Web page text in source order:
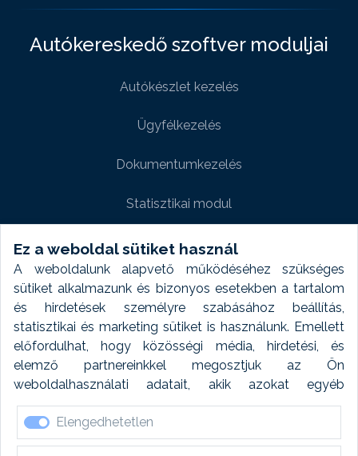
Ez a weboldal sütiket használ
A weboldalunk alapvető működéséhez szükséges
sütiket alkalmazunk és bizonyos esetekben a tartalom
és hirdetések személyre szabásához beállítás,
statisztikai és marketing sütiket is használunk. Emellett
előfordulhat, hogy közösségi média, hirdetési, és
elemző partnereinkkel megosztjuk az Ön
weboldalhasználati adatait, akik azokat egyéb
forrásokból gyűjtött adatokkal kombinálhatják. A sütik
elfogadásával kapcsolatosan naplózást végzünk és
ezen adatokat 6 hónap után automatikusan töröljük. A
Elengedhetetlen
Autókereskedő szoftver moduljai
Autókészlet kezelés
Ügyfélkezelés
Dokumentumkezelés
Statisztikai modul
Weboldal modul
Fényképtár extra modul
Autómosó modul
Feladatütemezés